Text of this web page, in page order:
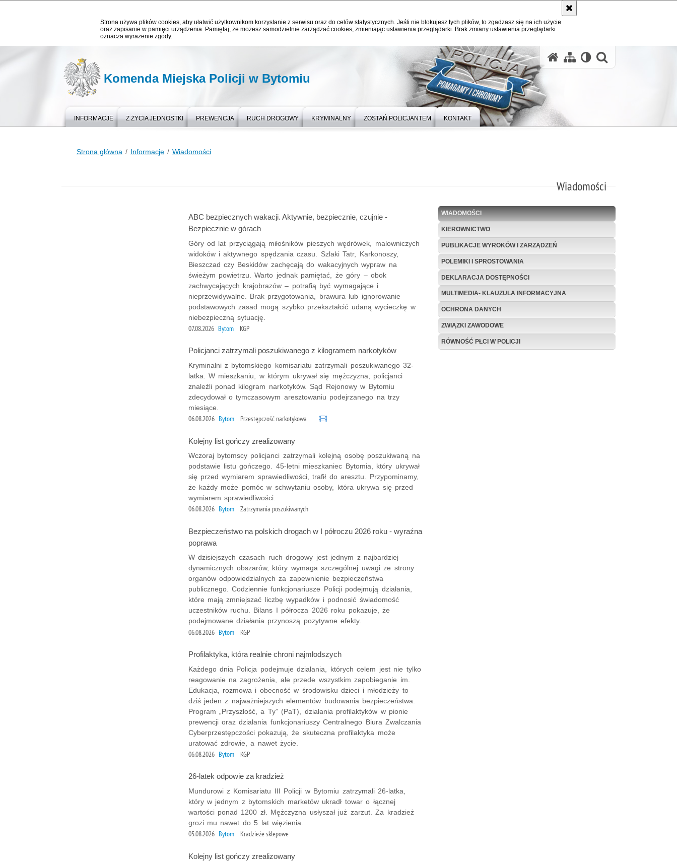
Strona używa plików cookies, aby ułatwić użytkownikom korzystanie z serwisu oraz do celów statystycznych. Jeśli nie blokujesz tych plików, to zgadzasz się na ich użycie
oraz zapisanie w pamięci urządzenia. Pamiętaj, że możesz samodzielnie zarządzać cookies, zmieniając ustawienia przeglądarki. Brak zmiany ustawienia przeglądarki
oznacza wyrażenie zgody.
Komenda Miejska Policji w Bytomiu
INFORMACJE Z ŻYCIA JEDNOSTKI PREWENCJA RUCH DROGOWY KRYMINALNY ZOSTAŃ POLICJANTEM KONTAKT
Strona główna Informacje Wiadomości
Wiadomości
ABC bezpiecznych wakacji. Aktywnie, bezpiecznie, czujnie -
Bezpiecznie w górach
Góry od lat przyciągają miłośników pieszych wędrówek, malowniczych
widoków i aktywnego spędzania czasu. Szlaki Tatr, Karkonoszy,
Bieszczad czy Beskidów zachęcają do wakacyjnych wypraw na
świeżym powietrzu. Warto jednak pamiętać, że góry – obok
zachwycających krajobrazów – potrafią być wymagające i
nieprzewidywalne. Brak przygotowania, brawura lub ignorowanie
podstawowych zasad mogą szybko przekształcić udaną wycieczkę w
niebezpieczną sytuację.
07.08.2026 Bytom KGP
Policjanci zatrzymali poszukiwanego z kilogramem narkotyków
Kryminalni z bytomskiego komisariatu zatrzymali poszukiwanego 32-
latka. W mieszkaniu, w którym ukrywał się mężczyzna, policjanci
znaleźli ponad kilogram narkotyków. Sąd Rejonowy w Bytomiu
zdecydował o tymczasowym aresztowaniu podejrzanego na trzy
miesiące.
06.08.2026 Bytom Przestępczość narkotykowa
Kolejny list gończy zrealizowany
Wczoraj bytomscy policjanci zatrzymali kolejną osobę poszukiwaną na
podstawie listu gończego. 45-letni mieszkaniec Bytomia, który ukrywał
się przed wymiarem sprawiedliwości, trafił do aresztu. Przypominamy,
że każdy może pomóc w schwytaniu osoby, która ukrywa się przed
wymiarem sprawiedliwości.
06.08.2026 Bytom Zatrzymania poszukiwanych
Bezpieczeństwo na polskich drogach w I półroczu 2026 roku - wyraźna
poprawa
W dzisiejszych czasach ruch drogowy jest jednym z najbardziej
dynamicznych obszarów, który wymaga szczególnej uwagi ze strony
organów odpowiedzialnych za zapewnienie bezpieczeństwa
publicznego. Codziennie funkcjonariusze Policji podejmują działania,
które mają zmniejszać liczbę wypadków i podnosić świadomość
uczestników ruchu. Bilans I półrocza 2026 roku pokazuje, że
podejmowane działania przynoszą pozytywne efekty.
06.08.2026 Bytom KGP
Profilaktyka, która realnie chroni najmłodszych
Każdego dnia Policja podejmuje działania, których celem jest nie tylko
reagowanie na zagrożenia, ale przede wszystkim zapobieganie im.
Edukacja, rozmowa i obecność w środowisku dzieci i młodzieży to
dziś jeden z najważniejszych elementów budowania bezpieczeństwa.
Program „Przyszłość, a Ty” (PaT), działania profilaktyków w pionie
prewencji oraz działania funkcjonariuszy Centralnego Biura Zwalczania
Cyberprzestępczości pokazują, że skuteczna profilaktyka może
uratować zdrowie, a nawet życie.
06.08.2026 Bytom KGP
26-latek odpowie za kradzież
Mundurowi z Komisariatu III Policji w Bytomiu zatrzymali 26-latka,
który w jednym z bytomskich marketów ukradł towar o łącznej
wartości ponad 1200 zł. Mężczyzna usłyszał już zarzut. Za kradzież
grozi mu nawet do 5 lat więzienia.
05.08.2026 Bytom Kradzieże sklepowe
Kolejny list gończy zrealizowany
WIADOMOŚCI
KIEROWNICTWO
PUBLIKACJE WYROKÓW I ZARZĄDZEŃ
POLEMIKI I SPROSTOWANIA
DEKLARACJA DOSTĘPNOŚCI
MULTIMEDIA- KLAUZULA INFORMACYJNA
OCHRONA DANYCH
ZWIĄZKI ZAWODOWE
RÓWNOŚĆ PŁCI W POLICJI